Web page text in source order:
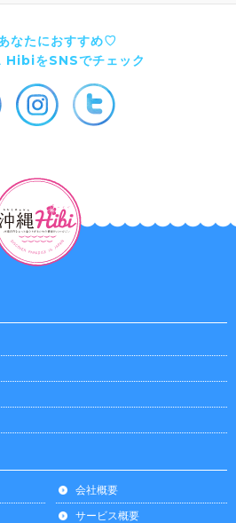
なたにおすすめ♡
をSNSでチェック
会社概要
サービス概要